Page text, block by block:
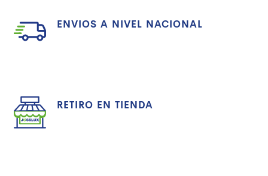
ENVIOS A NIVEL NACIONAL
RETIRO EN TIENDA